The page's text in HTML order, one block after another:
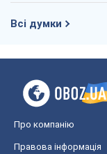
Всі думки
Про компанію
Правова інформація